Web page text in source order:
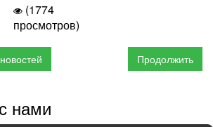
(1774
просмотров)
Продолжить
нами